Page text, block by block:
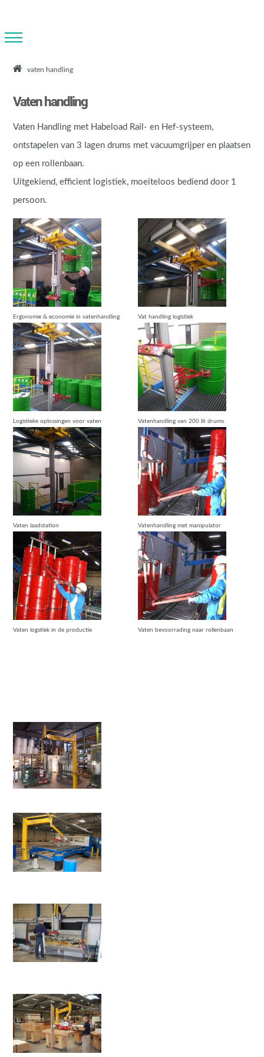
vaten handling
Vaten handling
Vaten Handling met Habeload Rail- en Hef-systeem,
ontstapelen van 3 lagen drums met vacuumgrijper en plaatsen
op een rollenbaan.
Uitgekiend, efficient logistiek, moeiteloos bediend door 1
persoon.
Ergonomie & economie in vatenhandling Vat handling logistiek
Logistieke oplossingen voor vaten Vatenhandling van 200 lit drums
Vaten laadstation Vatenhandling met manipulator
Vaten logstiek in de productie Vaten bevoorrading naar rollenbaan